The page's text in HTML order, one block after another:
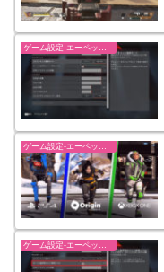
ゲーム設定-エーペックスレジェンズ【apex-legends】